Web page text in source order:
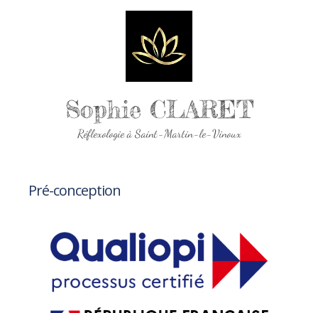
Sophie CLARET
Réflexologie à Saint-Martin-le-Vinoux
Pré-conception